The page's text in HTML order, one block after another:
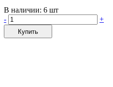
В наличии: 6 шт
-
+
Купить